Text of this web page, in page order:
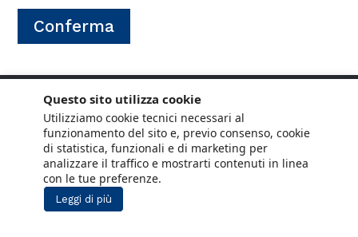
Questo sito utilizza cookie
Utilizziamo cookie tecnici necessari al
funzionamento del sito e, previo consenso, cookie
di statistica, funzionali e di marketing per
analizzare il traffico e mostrarti contenuti in linea
con le tue preferenze.
Leggi di più